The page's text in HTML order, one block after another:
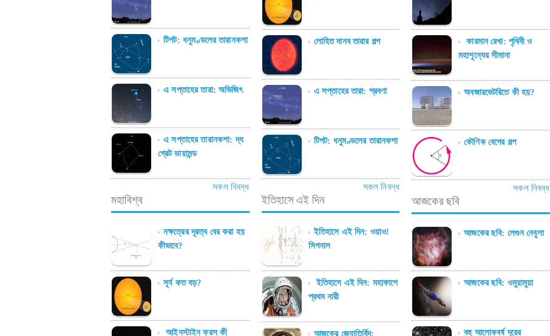
টিপট: ধনুমণ্ডলের তারানকশা
এ সপ্তাহের তারা: অভিজিৎ
এ সপ্তাহের তারানকশা: দ্য
গ্রেট ডায়ামন্ড
সকল নিবন্ধ
মহাবিশ্ব
নক্ষত্রের দূরত্ব বের করা হয়
কীভাবে?
সূর্য কত বড়?
আইনস্টাইন ক্রস কী
লোহিত দানব তারার গল্প
এ সপ্তাহের তারা: শ্রবণা
টিপট: ধনুমণ্ডলের তারানকশা
সকল নিবন্ধ
ইতিহাসে এই দিন
ইতিহাসে এই দিন: ওয়াও!
সিগনাল
ইতিহাসে এই দিন: মহাকাশে
প্রথম নারী
আজকের জ্যোতির্বিদ:
কারমান রেখা: পৃথিবী ও
মহাশূন্যের সীমানা
অবজারভেটরিতে কী হয়?
কৌণিক বেগের গল্প
সকল নিবন্ধ
আজকের ছবি
আজকের ছবি: লেগুন নেবুলা
আজকের ছবি: ওমুয়ামুয়া
বহু আলোকবর্ষ দূরের